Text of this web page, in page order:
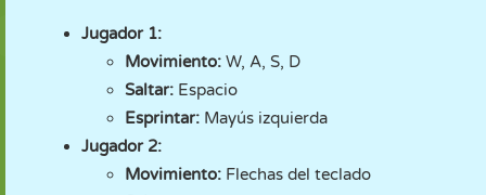
Jugador 1:
Movimiento: W, A, S, D
Saltar: Espacio
Esprintar: Mayús izquierda
Jugador 2:
Movimiento: Flechas del teclado